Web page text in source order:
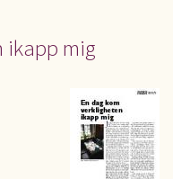
ikapp mig